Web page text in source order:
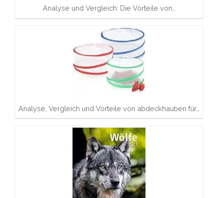
Analyse und Vergleich: Die Vorteile von…
Analyse, Vergleich und Vorteile von abdeckhauben für…